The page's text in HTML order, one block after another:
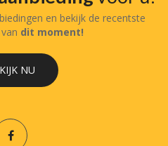
en bekijk de recentste
dit moment!
NU